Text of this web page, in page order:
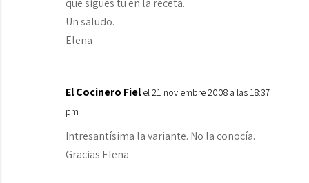
que sigues tu en la receta.
Un saludo.
Elena
El Cocinero Fiel el 21 noviembre 2008 a las 18:37
pm
Intresantísima la variante. No la conocía.
Gracias Elena.